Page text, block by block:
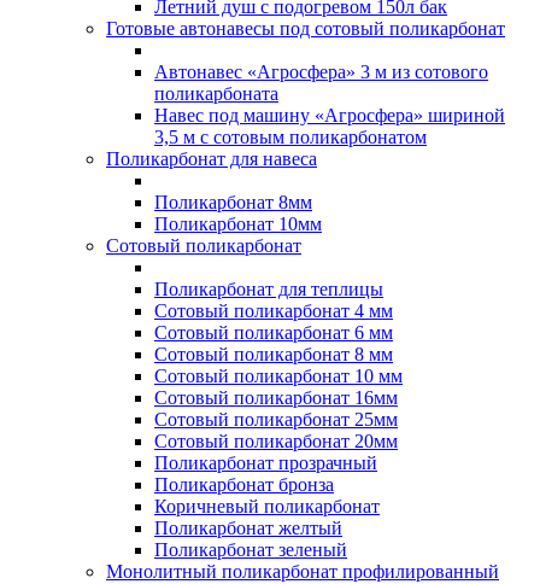
Летний душ с подогревом 150л бак
Готовые автонавесы под сотовый поликарбонат
Автонавес «Агросфера» 3 м из сотового
поликарбоната
Навес под машину «Агросфера» шириной
3,5 м с сотовым поликарбонатом
Поликарбонат для навеса
Поликарбонат 8мм
Поликарбонат 10мм
Сотовый поликарбонат
Поликарбонат для теплицы
Сотовый поликарбонат 4 мм
Сотовый поликарбонат 6 мм
Сотовый поликарбонат 8 мм
Сотовый поликарбонат 10 мм
Сотовый поликарбонат 16мм
Сотовый поликарбонат 25мм
Сотовый поликарбонат 20мм
Поликарбонат прозрачный
Поликарбонат бронза
Коричневый поликарбонат
Поликарбонат желтый
Поликарбонат зеленый
Монолитный поликарбонат профилированный